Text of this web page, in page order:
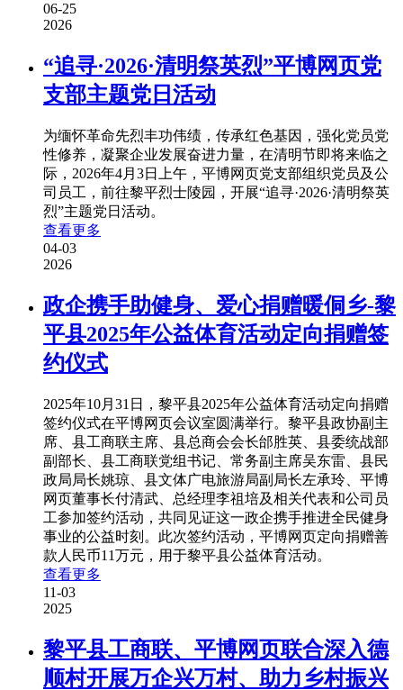
06-25
2026
“追寻·2026·清明祭英烈”平博网页党
支部主题党日活动
为缅怀革命先烈丰功伟绩，传承红色基因，强化党员党
性修养，凝聚企业发展奋进力量，在清明节即将来临之
际，2026年4月3日上午，平博网页党支部组织党员及公
司员工，前往黎平烈士陵园，开展“追寻·2026·清明祭英
烈”主题党日活动。
查看更多
04-03
2026
政企携手助健身、爱心捐赠暖侗乡-黎
平县2025年公益体育活动定向捐赠签
约仪式
2025年10月31日，黎平县2025年公益体育活动定向捐赠
签约仪式在平博网页会议室圆满举行。黎平县政协副主
席、县工商联主席、县总商会会长邰胜英、县委统战部
副部长、县工商联党组书记、常务副主席吴东雷、县民
政局局长姚琼、县文体广电旅游局副局长左承玲、平博
网页董事长付清武、总经理李祖培及相关代表和公司员
工参加签约活动，共同见证这一政企携手推进全民健身
事业的公益时刻。此次签约活动，平博网页定向捐赠善
款人民币11万元，用于黎平县公益体育活动。
查看更多
11-03
2025
黎平县工商联、平博网页联合深入德
顺村开展万企兴万村、助力乡村振兴